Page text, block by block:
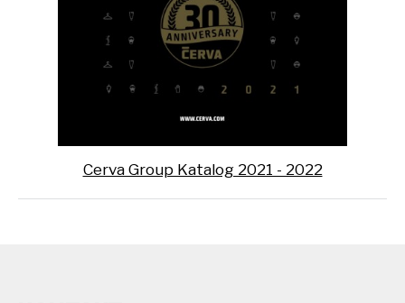
Cerva Group Katalog 2021 - 2022